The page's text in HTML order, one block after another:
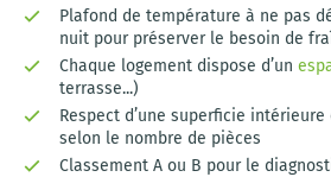
Plafond de température à ne pas
nuit pour préserver le besoin de
Chaque logement dispose d’un
terrasse...)
Respect d’une superficie
selon le nombre de pièces
Classement A ou B pour le